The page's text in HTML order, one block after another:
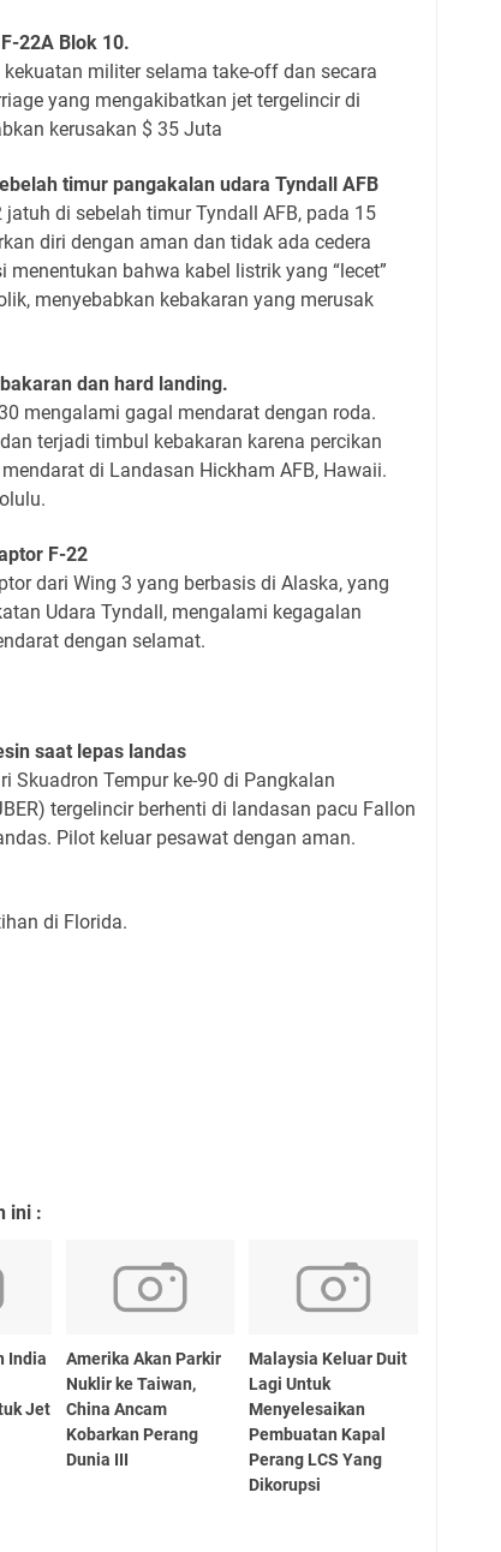
22A Blok 10.
militer selama take-off dan secara
yang mengakibatkan jet tergelincir di
kerusakan $ 35 Juta
timur pangakalan udara Tyndall AFB
di sebelah timur Tyndall AFB, pada 15
diri dengan aman dan tidak ada cedera
bahwa kabel listrik yang “lecet”
menyebabkan kebakaran yang merusak
dan hard landing.
mengalami gagal mendarat dengan roda.
terjadi timbul kebakaran karena percikan
di Landasan Hickham AFB, Hawaii.
F-22
dari Wing 3 yang berbasis di Alaska, yang
Udara Tyndall, mengalami kegagalan
dengan selamat.
saat lepas landas
Skuadron Tempur ke-90 di Pangkalan
tergelincir berhenti di landasan pacu Fallon
Pilot keluar pesawat dengan aman.
di Florida.
ini :
India
Jet
Amerika Akan Parkir
Nuklir ke Taiwan,
China Ancam
Kobarkan Perang
Dunia III
Malaysia Keluar Duit
Lagi Untuk
Menyelesaikan
Pembuatan Kapal
Perang LCS Yang
Dikorupsi